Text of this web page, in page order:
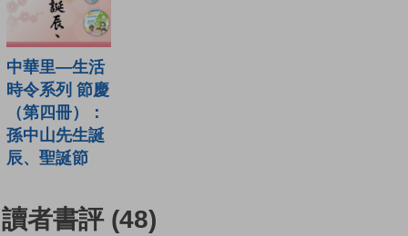
中華里—生活
時令系列 節慶
（第四冊）：
孫中山先生誕
辰、聖誕節
讀者書評 (48)